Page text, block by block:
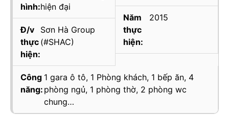
hình:hiện đại
Đ/v
thực
hiện:
Sơn Hà Group
(#SHAC)
Năm
thực
hiện:
2015
Công
năng:
1 gara ô tô, 1 Phòng khách, 1 bếp ăn, 4
phòng ngủ, 1 phòng thờ, 2 phòng wc
chung…